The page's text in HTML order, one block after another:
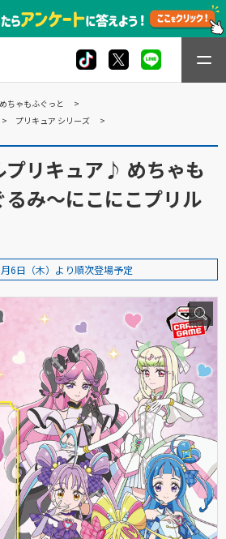
めちゃもふぐっと
プリキュア シリーズ
プリキュア♪ めちゃも
み～にこにこプリル
6日（木）より順次登場予定